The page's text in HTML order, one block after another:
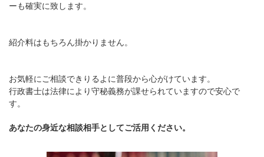
ーも確実に致します。
紹介料はもちろん掛かりません。
お気軽にご相談できりるよに普段から心がけています。
行政書士は法律により守秘義務が課せられていますので安心で
す。
あなたの身近な相談相手としてご活用ください。